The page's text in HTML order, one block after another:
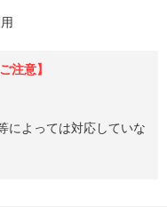
注意】
によっては対応していな